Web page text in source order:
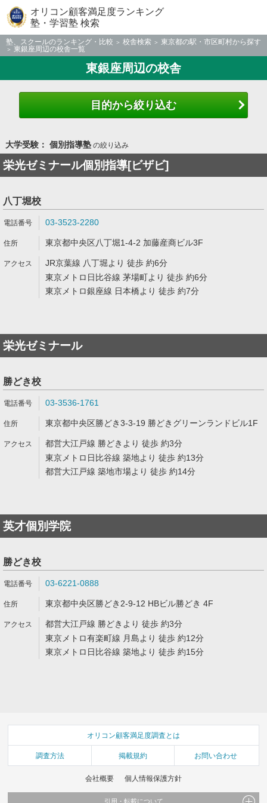
オリコン顧客満足度ランキング
塾・学習塾 検索
塾、スクールのランキング・比較 校舎検索
東京都の駅・市区町村から探す
東銀座周辺の校舎一覧
東銀座周辺の校舎
目的から絞り込む
大学受験： 個別指導塾の絞り込み
栄光ゼミナール個別指導[ビザビ]
八丁堀校
03-3523-2280
東京都中央区八丁堀1-4-2 加藤産商ビル3F
JR京葉線 八丁堀より 徒歩 約6分
東京メトロ日比谷線 茅場町より 徒歩 約6分
東京メトロ銀座線 日本橋より 徒歩 約7分
栄光ゼミナール
勝どき校
03-3536-1761
東京都中央区勝どき3-3-19 勝どきグリーンランドビル1F
都営大江戸線 勝どきより 徒歩 約3分
東京メトロ日比谷線 築地より 徒歩 約13分
都営大江戸線 築地市場より 徒歩 約14分
英才個別学院
勝どき校
03-6221-0888
東京都中央区勝どき2-9-12 HBビル勝どき 4F
都営大江戸線 勝どきより 徒歩 約3分
東京メトロ有楽町線 月島より 徒歩 約12分
東京メトロ日比谷線 築地より 徒歩 約15分
オリコン顧客満足度調査とは
調査方法 掲載規約 お問い合わせ
会社概要 個人情報保護方針
引用・転載について